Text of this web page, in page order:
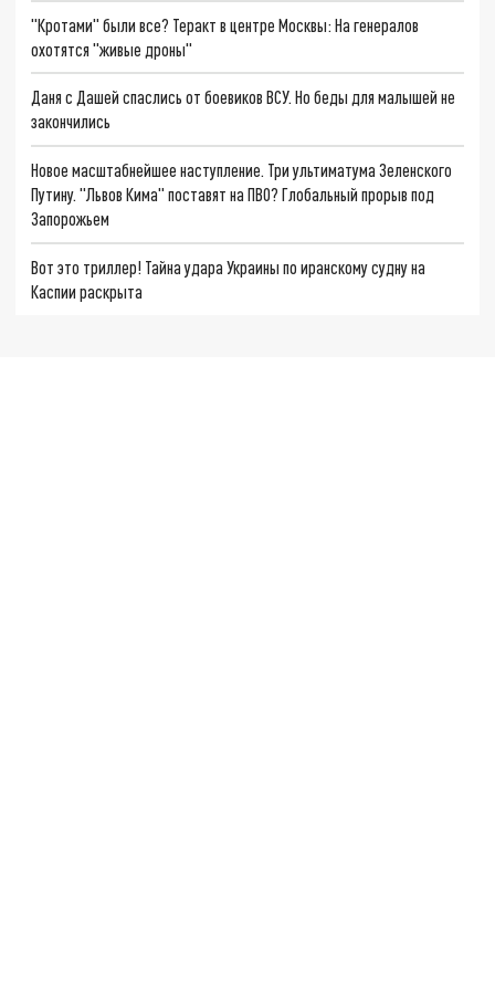
"Кротами" были все? Теракт в центре Москвы: На генералов
охотятся "живые дроны"
Даня с Дашей спаслись от боевиков ВСУ. Но беды для малышей не
закончились
Новое масштабнейшее наступление. Три ультиматума Зеленского
Путину. "Львов Кима" поставят на ПВО? Глобальный прорыв под
Запорожьем
Вот это триллер! Тайна удара Украины по иранскому судну на
Каспии раскрыта